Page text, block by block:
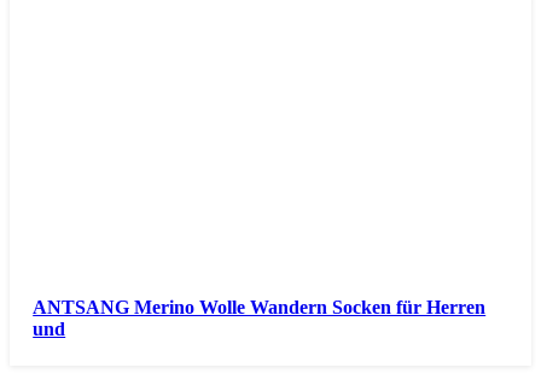
ANTSANG Merino Wolle Wandern Socken für Herren
und